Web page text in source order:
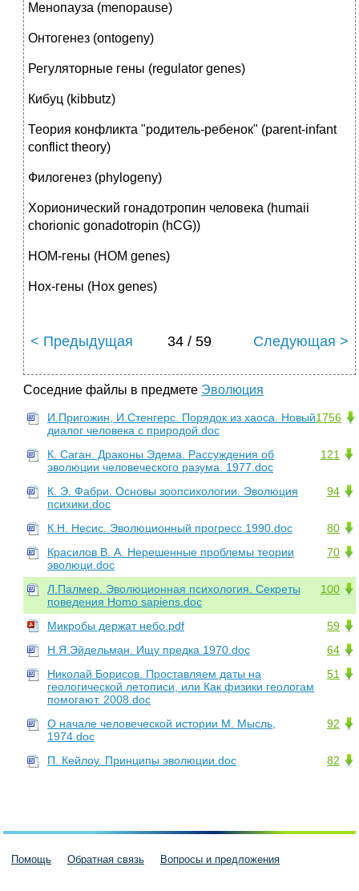
Менопауза (menopause)
Онтогенез (ontogeny)
Регуляторные гены (regulator genes)
Кибуц (kibbutz)
Теория конфликта "родитель-ребенок" (parent-infant
conflict theory)
Филогенез (phylogeny)
Хорионический гонадотропин человека (humaii
chorionic gonadotropin (hCG))
НОМ-гены (НОМ genes)
Нох-гены (Нох genes)
< Предыдущая 34 / 59 Следующая >
Соседние файлы в предмете Эволюция
1756
И.Пригожин, И.Стенгерс. Порядок из хаоса. Новый
диалог человека с природой.doc
121
К. Саган. Драконы Эдема. Рассуждения об
эволюции человеческого разума. 1977.doc
94
К. Э. Фабри. Основы зоопсихологии. Эволюция
психики.doc
80
К.Н. Несис. Эволюционный прогресс 1990.doc
70
Красилов В. А. Нерешенные проблемы теории
эволюци.doc
100
Л.Палмер. Эволюционная психология. Секреты
поведения Homo sapiens.doc
59
Микробы держат небо.pdf
64
Н.Я.Эйдельман. Ищу предка 1970.doc
51
Николай Борисов. Проставляем даты на
геологической летописи, или Как физики геологам
помогают. 2008.doc
92
О начале человеческой истории М. Мысль,
1974.doc
82
П. Кейлоу. Принципы эволюции.doc
Помощь Обратная связь Вопросы и предложения